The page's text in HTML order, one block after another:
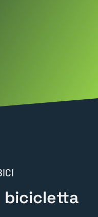
bicicletta